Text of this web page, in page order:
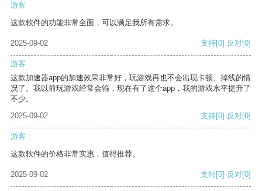
游客
这款软件的功能非常全面，可以满足我所有需求。
2025-09-02 支持[0] 反对[0]
游客
这款加速器app的加速效果非常好，玩游戏再也不会出现卡顿、掉线的情
况了。我以前玩游戏经常会输，现在有了这个app，我的游戏水平提升了
不少。
2025-09-02
支持[0] 反对[0]
游客
这款软件的价格非常实惠，值得推荐。
2025-09-02 支持[0] 反对[0]